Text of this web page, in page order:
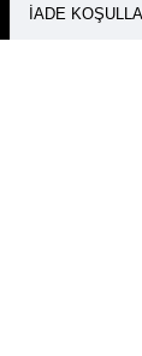
İADE